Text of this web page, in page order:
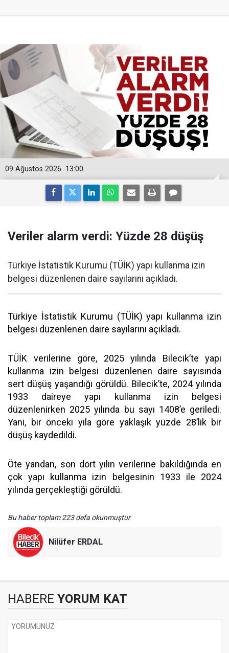
13:00
09 Ağustos 2026
Veriler alarm verdi: Yüzde 28 düşüş
Türkiye İstatistik Kurumu (TÜİK) yapı kullanma izin
belgesi düzenlenen daire sayılarını açıkladı.
Türkiye İstatistik Kurumu (TÜİK) yapı kullanma izin
belgesi düzenlenen daire sayılarını açıkladı.
TÜİK verilerine göre, 2025 yılında Bilecik’te yapı
kullanma izin belgesi düzenlenen daire sayısında
sert düşüş yaşandığı görüldü. Bilecik’te, 2024 yılında
1933 daireye yapı kullanma izin belgesi
düzenlenirken 2025 yılında bu sayı 1408’e geriledi.
Yani, bir önceki yıla göre yaklaşık yüzde 28’lik bir
düşüş kaydedildi.
Öte yandan, son dört yılın verilerine bakıldığında en
çok yapı kullanma izin belgesinin 1933 ile 2024
yılında gerçekleştiği görüldü.
Bu haber toplam 223 defa okunmuştur
Nilüfer ERDAL
HABERE YORUM KAT